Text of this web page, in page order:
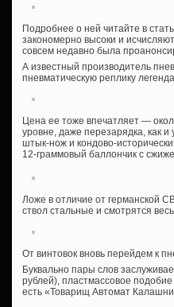
Подробнее о ней читайте в
закономерно высоки и
совсем недавно была
А известный производитель
пневматическую реплику
Цена ее тоже впечатляет —
уровне, даже перезарядка, как
штык-нож и кондово-
12-граммовый баллончик с
Ложе в отличие от германской
ствол стальные и смотрятся
От винтовок вновь перейдем к
Буквально пары слов
рублей), пластмассовое
есть «Товарищ Автомат